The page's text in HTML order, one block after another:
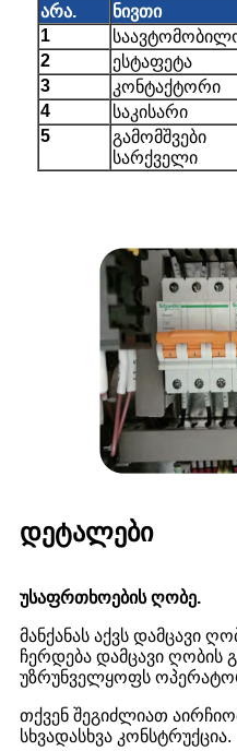
არა. ნივთი
1
2
ესტაფეტა
3
კონტაქტორი
4
საკისარი
5
გამომშვები
სარქველი
დეტალები
უსაფრთხოების ღობე.
მანქანას აქვს დამცავი
ჩერდება დამცავი ღობის
უზრუნველყოფს
თქვენ შეგიძლიათ
სხვადასხვა კონსტრუქცია.